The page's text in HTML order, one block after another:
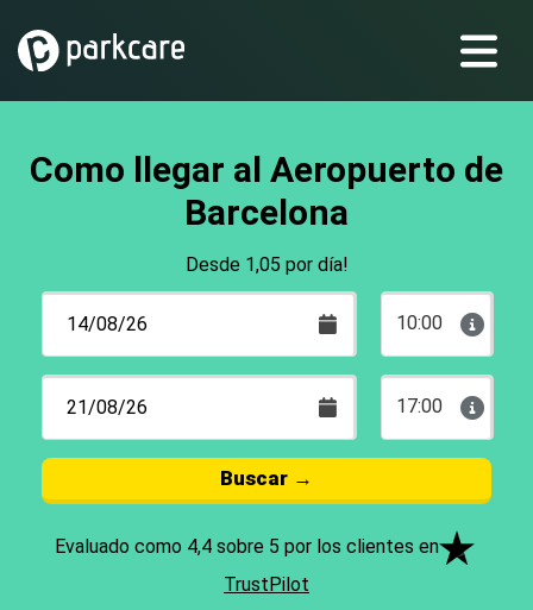
Como llegar al Aeropuerto de
Barcelona
Desde 1,05 por día!
10:00
17:00
Buscar →
Evaluado como 4,4 sobre 5 por los clientes en
TrustPilot